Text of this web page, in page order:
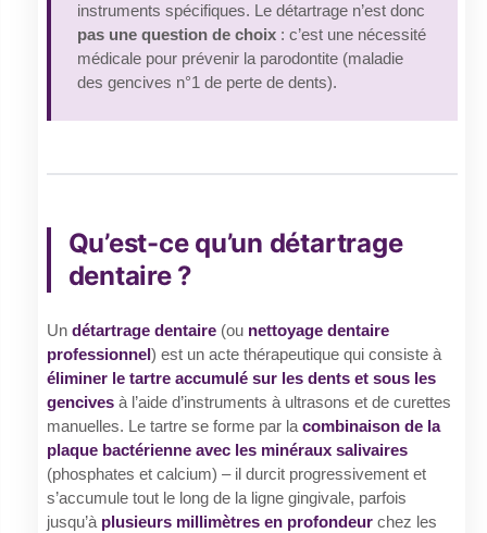
instruments spécifiques. Le détartrage n’est donc
pas une question de choix: c’est une nécessité
médicale pour prévenir la parodontite (maladie
des gencives n°1 de perte de dents).
Qu’est-ce qu’un détartrage
dentaire ?
Un détartrage dentaire(ou nettoyage dentaire
professionnel) est un acte thérapeutique qui consiste à
éliminer le tartre accumulé sur les dents et sous les
gencivesà l’aide d’instruments à ultrasons et de curettes
manuelles. Le tartre se forme par la combinaison de la
plaque bactérienne avec les minéraux salivaires
(phosphates et calcium) – il durcit progressivement et
s’accumule tout le long de la ligne gingivale, parfois
jusqu’à plusieurs millimètres en profondeurchez les